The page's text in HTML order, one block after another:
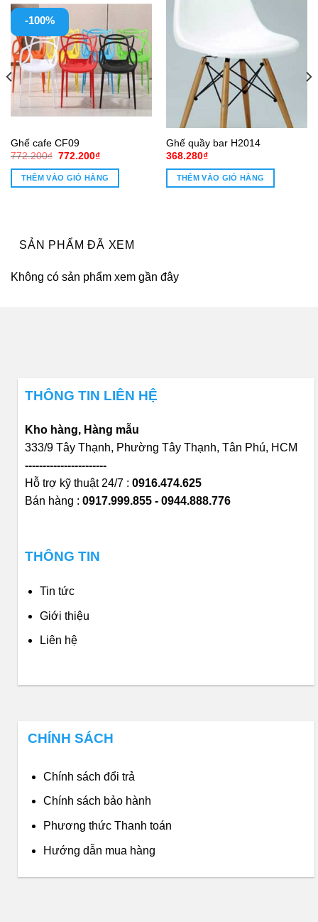
-100%
Ghế cafe CF09
772.200₫ Giá
là:
772.200₫.
772.200₫Giá
tại
là:
THÊM VÀO GIỎ HÀNG
Ghế quầy bar H2014
368.280₫
THÊM VÀO GIỎ HÀNG
SẢN PHẨM ĐÃ XEM
Không có sản phẩm xem gần đây
THÔNG TIN LIÊN HỆ
Kho hàng, Hàng mẫu
333/9 Tây Thạnh, Phường Tây Thạnh, Tân Phú, HCM
-----------------------
Hỗ trợ kỹ thuật 24/7 : 0916.474.625
Bán hàng : 0917.999.855 - 0944.888.776
THÔNG TIN
Tin tức
Giới thiệu
Liên hệ
CHÍNH SÁCH
Chính sách đổi trả
Chính sách bảo hành
Phương thức Thanh toán
Hướng dẫn mua hàng